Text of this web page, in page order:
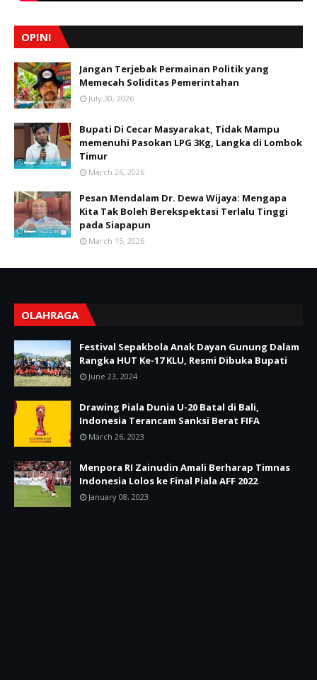
OPINI
Jangan Terjebak Permainan Politik yang
Memecah Soliditas Pemerintahan
July 30, 2026
Bupati Di Cecar Masyarakat, Tidak Mampu
memenuhi Pasokan LPG 3Kg, Langka di Lombok
Timur
March 26, 2026
Pesan Mendalam Dr. Dewa Wijaya: Mengapa
Kita Tak Boleh Berekspektasi Terlalu Tinggi
pada Siapapun
March 15, 2026
OLAHRAGA
Festival Sepakbola Anak Dayan Gunung Dalam
Rangka HUT Ke-17 KLU, Resmi Dibuka Bupati
June 23, 2024
Drawing Piala Dunia U-20 Batal di Bali,
Indonesia Terancam Sanksi Berat FIFA
March 26, 2023
Menpora RI Zainudin Amali Berharap Timnas
Indonesia Lolos ke Final Piala AFF 2022
January 08, 2023